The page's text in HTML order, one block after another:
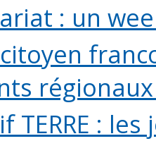
: un
régionaux
TERRE :